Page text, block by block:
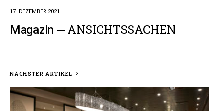
17. DEZEMBER 2021
Magazin ANSICHTSSACHEN
NÄCHSTER ARTIKEL